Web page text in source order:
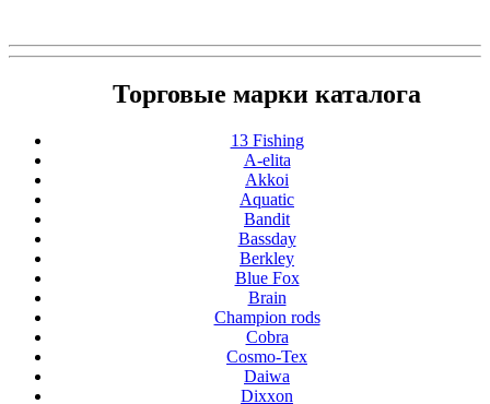
Торговые марки каталога
13 Fishing
A-elita
Akkoi
Aquatic
Bandit
Bassday
Berkley
Blue Fox
Brain
Champion rods
Cobra
Cosmo-Tex
Daiwa
Dixxon